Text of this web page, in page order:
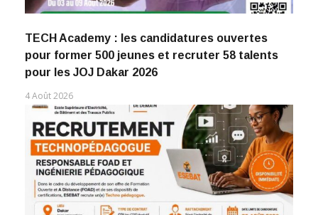
TECH Academy : les candidatures ouvertes
pour former 500 jeunes et recruter 58 talents
pour les JOJ Dakar 2026
4 Août 2026